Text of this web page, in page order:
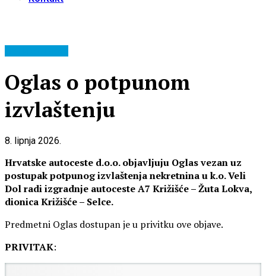
Oglas o potpunom
izvlaštenju
8. lipnja 2026.
Hrvatske autoceste d.o.o. objavljuju Oglas vezan uz
postupak potpunog izvlaštenja nekretnina u k.o. Veli
Dol radi izgradnje autoceste A7 Križišće – Žuta Lokva,
dionica Križišće – Selce.
Predmetni Oglas dostupan je u privitku ove objave.
PRIVITAK: